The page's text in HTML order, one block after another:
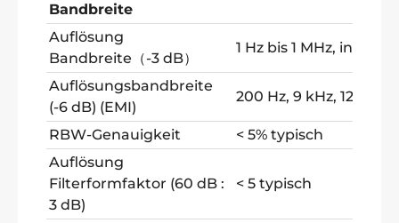
Bandbreite
Auflösung
Bandbreite（-3 dB）
1 Hz bis 1 MHz, in 1-3-
Auflösungsbandbreite
(-6 dB) (EMI)
200 Hz, 9 kHz, 120
RBW-Genauigkeit
< 5% typisch
Auflösung
Filterformfaktor (60 dB :
3 dB)
< 5 typisch